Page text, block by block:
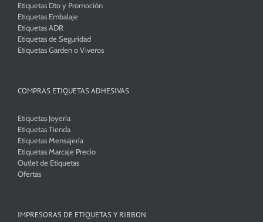
Etiquetas Dto y Promoción
Etiquetas Embalaje
Etiquetas ADR
Etiquetas de Seguridad
Etiquetas Garden o Viveros
COMPRAS ETIQUETAS ADHESIVAS
Etiquetas Joyería
Etiquetas Tienda
Etiquetas Mensajería
Etiquetas Marcaje Precio
Outlet de Etiquetas
Ofertas
IMPRESORAS DE ETIQUETAS Y RIBBON